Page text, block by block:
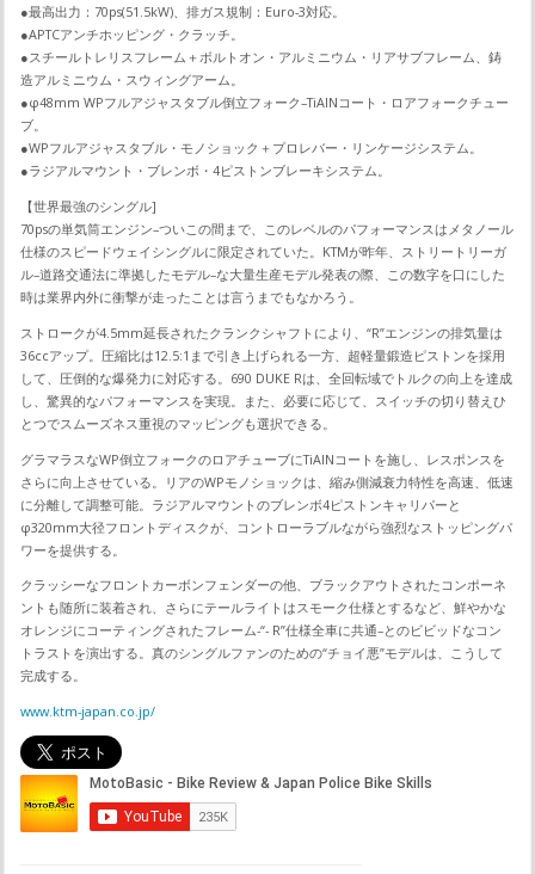
●最高出力：70ps(51.5kW)、排ガス規制：Euro-3対応。
●APTCアンチホッピング・クラッチ。
●スチールトレリスフレーム＋ボルトオン・アルミニウム・リアサブフレーム、鋳
造アルミニウム・スウィングアーム。
●φ48mm WPフルアジャスタブル倒立フォーク–TiAlNコート・ロアフォークチュー
ブ。
●WPフルアジャスタブル・モノショック＋プロレバー・リンケージシステム。
●ラジアルマウント・ブレンボ・4ピストンブレーキシステム。
【世界最強のシングル]
70psの単気筒エンジン–ついこの間まで、このレベルのパフォーマンスはメタノール
仕様のスピードウェイシングルに限定されていた。KTMが昨年、ストリートリーガ
ル–道路交通法に準拠したモデル–な大量生産モデル発表の際、この数字を口にした
時は業界内外に衝撃が走ったことは言うまでもなかろう。
ストロークが4.5mm延長されたクランクシャフトにより、“R”エンジンの排気量は
36ccアップ。圧縮比は12.5:1まで引き上げられる一方、超軽量鍛造ピストンを採用
して、圧倒的な爆発力に対応する。690 DUKE Rは、全回転域でトルクの向上を達成
し、驚異的なパフォーマンスを実現。また、必要に応じて、スイッチの切り替えひ
とつでスムーズネス重視のマッピングも選択できる。
グラマラスなWP倒立フォークのロアチューブにTiAlNコートを施し、レスポンスを
さらに向上させている。リアのWPモノショックは、縮み側減衰力特性を高速、低速
に分離して調整可能。ラジアルマウントのブレンボ4ピストンキャリパーと
φ320mm大径フロントディスクが、コントローラブルながら強烈なストッピングパ
ワーを提供する。
クラッシーなフロントカーボンフェンダーの他、ブラックアウトされたコンポーネ
ントも随所に装着され、さらにテールライトはスモーク仕様とするなど、鮮やかな
オレンジにコーティングされたフレーム-“- R”仕様全車に共通–とのビビッドなコン
トラストを演出する。真のシングルファンのための“チョイ悪”モデルは、こうして
完成する。
www.ktm-japan.co.jp/